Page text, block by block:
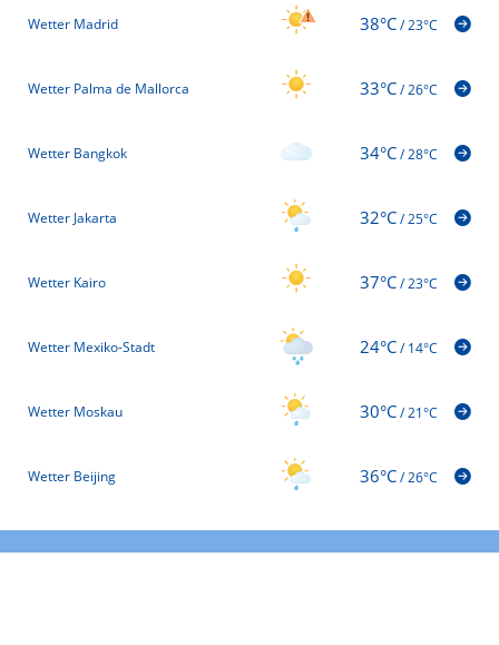
Wetter Madrid 38°C/23°C
Wetter Palma de Mallorca 33°C/26°C
Wetter Bangkok 34°C/28°C
Wetter Jakarta 32°C/25°C
Wetter Kairo 37°C/23°C
Wetter Mexiko-Stadt 24°C/14°C
Wetter Moskau 30°C/21°C
Wetter Beijing 36°C/26°C